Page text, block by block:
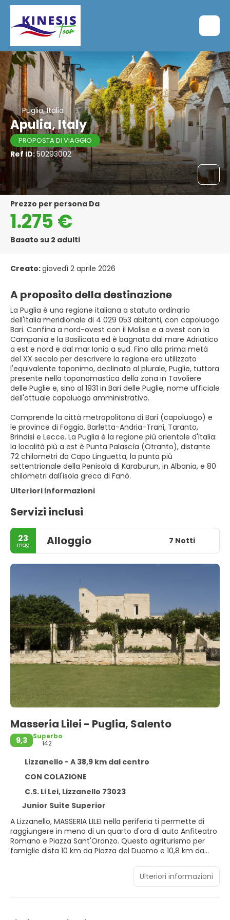
Puglia, Italia
Apulia, Italy
PROPOSTA DI VIAGGIO
Ref ID:50293002
Prezzo per persona Da
1.275 €
Basato su 2 adulti
Creato:giovedì 2 aprile 2026
A proposito della destinazione
La Puglia è una regione italiana a statuto ordinario
dell'Italia meridionale di 4 029 053 abitanti, con capoluogo
Bari. Confina a nord-ovest con il Molise e a ovest con la
Campania e la Basilicata ed è bagnata dal mare Adriatico
a est e nord e dal mar Ionio a sud. Fino alla prima metà
del XX secolo per descrivere la regione era utilizzato
l'equivalente toponimo, declinato al plurale, Puglie, tuttora
presente nella toponomastica della zona in Tavoliere
delle Puglie e, sino al 1931 in Bari delle Puglie, nome ufficiale
dell'attuale capoluogo amministrativo.
Comprende la città metropolitana di Bari (capoluogo) e
le province di Foggia, Barletta-Andria-Trani, Taranto,
Brindisi e Lecce. La Puglia è la regione più orientale d'Italia:
la località più a est è Punta Palascìa (Otranto), distante
72 chilometri da Capo Linguetta, la punta più
settentrionale della Penisola di Karaburun, in Albania, e 80
chilometri dall'isola greca di Fanò.
Ulteriori informazioni
Servizi inclusi
23
mag Alloggio 7 Notti
Masseria Lilei - Puglia, Salento
9,3
Superbo
142
Lizzanello - A 38,9 km dal centro
CON COLAZIONE
C.S. Li Lei, Lizzanello 73023
Junior Suite Superior
A Lizzanello, MASSERIA LILEI nella periferia ti permette di
raggiungere in meno di un quarto d'ora di auto Anfiteatro
Romano e Piazza Sant'Oronzo. Questo agriturismo per
famiglie dista 10 km da Piazza del Duomo e 10,8 km da
Rilassati presso la spa con servizi completi, dove ti
attendono massaggi, trattamenti per il corpo e
trattamenti per il viso. Scegli dall'ampia selezione di servizi
Ulteriori informazioni